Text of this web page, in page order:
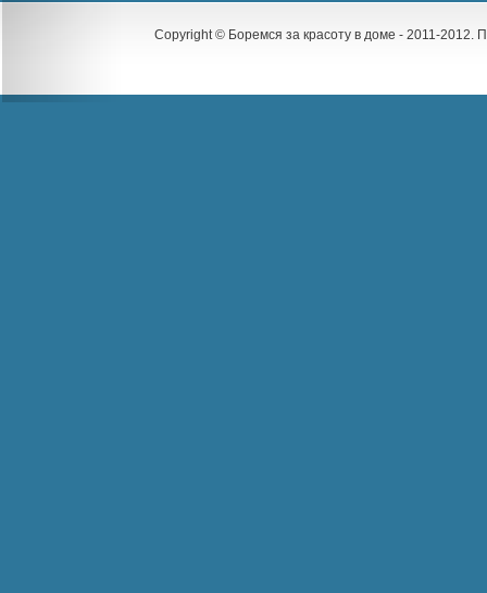
Copyright © Боремся за красоту в доме - 2011-2012.